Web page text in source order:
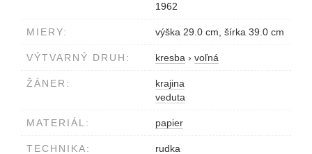
1962
MIERY: výška 29.0 cm, šírka 39.0 cm
VÝTVARNÝ DRUH: kresba › voľná
ŽÁNER:
krajina
veduta
MATERIÁL: papier
TECHNIKA: rudka